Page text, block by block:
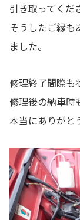
引き取ってくだ
そうしたご縁も
ました。
修理終了間際も
修理後の納車時
本当にありが